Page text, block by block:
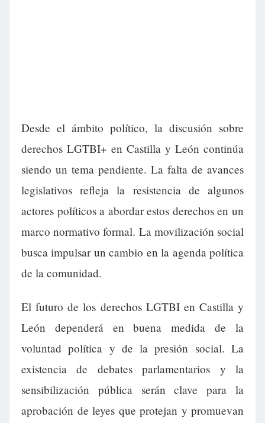
Desde el ámbito político, la discusión sobre
derechos LGTBI+ en Castilla y León continúa
siendo un tema pendiente. La falta de avances
legislativos refleja la resistencia de algunos
actores políticos a abordar estos derechos en un
marco normativo formal. La movilización social
busca impulsar un cambio en la agenda política
de la comunidad.
El futuro de los derechos LGTBI en Castilla y
León dependerá en buena medida de la
voluntad política y de la presión social. La
existencia de debates parlamentarios y la
sensibilización pública serán clave para la
aprobación de leyes que protejan y promuevan